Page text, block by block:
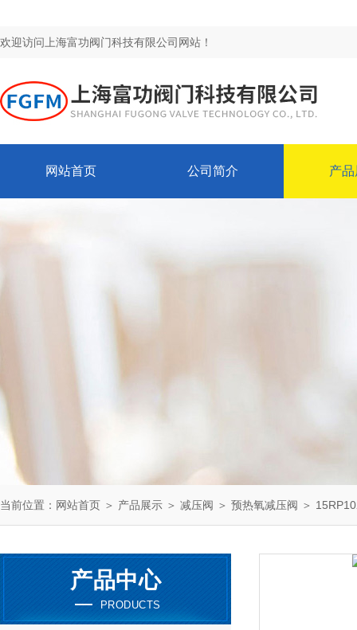
欢迎访问上海富功阀门科技有限公司网站！
网站首页 公司简介 产
当前位置： 网站首页 ＞ 产品展示 ＞ 减压阀 ＞ 预热氧减压阀 ＞
产品中心
PRODUCTS